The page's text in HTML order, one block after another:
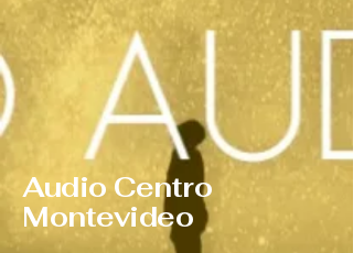
Audio Centro
Montevideo